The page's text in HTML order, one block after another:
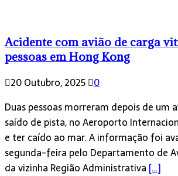
Acidente com avião de carga
pessoas em Hong Kong
20 Outubro, 2025 0
Duas pessoas morreram depois de um
saído de pista, no Aeroporto
e ter caído ao mar. A informação foi
segunda-feira pelo Departamento de
da vizinha Região Administrativa […]